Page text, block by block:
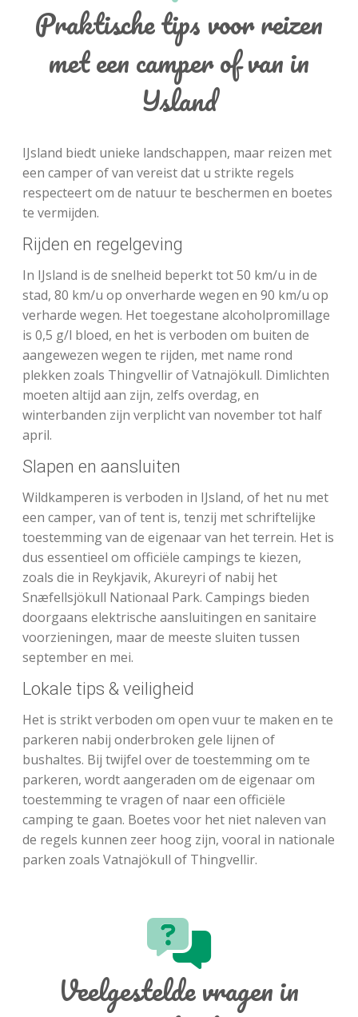
Praktische tips voor reizen
met een camper of van in
IJsland
IJsland biedt unieke landschappen, maar reizen met
een camper of van vereist dat u strikte regels
respecteert om de natuur te beschermen en boetes
te vermijden.
Rijden en regelgeving
In IJsland is de snelheid beperkt tot 50 km/u in de
stad, 80 km/u op onverharde wegen en 90 km/u op
verharde wegen. Het toegestane alcoholpromillage
is 0,5 g/l bloed, en het is verboden om buiten de
aangewezen wegen te rijden, met name rond
plekken zoals Thingvellir of Vatnajökull. Dimlichten
moeten altijd aan zijn, zelfs overdag, en
winterbanden zijn verplicht van november tot half
april.
Slapen en aansluiten
Wildkamperen is verboden in IJsland, of het nu met
een camper, van of tent is, tenzij met schriftelijke
toestemming van de eigenaar van het terrein. Het is
dus essentieel om officiële campings te kiezen,
zoals die in Reykjavik, Akureyri of nabij het
Snæfellsjökull Nationaal Park. Campings bieden
doorgaans elektrische aansluitingen en sanitaire
voorzieningen, maar de meeste sluiten tussen
september en mei.
Lokale tips & veiligheid
Het is strikt verboden om open vuur te maken en te
parkeren nabij onderbroken gele lijnen of
bushaltes. Bij twijfel over de toestemming om te
parkeren, wordt aangeraden om de eigenaar om
toestemming te vragen of naar een officiële
camping te gaan. Boetes voor het niet naleven van
de regels kunnen zeer hoog zijn, vooral in nationale
parken zoals Vatnajökull of Thingvellir.
Veelgestelde vragen in